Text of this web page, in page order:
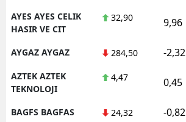
AYES AYES CELIK
HASIR VE CIT
32,90 9,96
AYGAZ AYGAZ 284,50 -2,32
AZTEK AZTEK
TEKNOLOJI
4,47 0,45
BAGFS BAGFAS 24,32 -0,82